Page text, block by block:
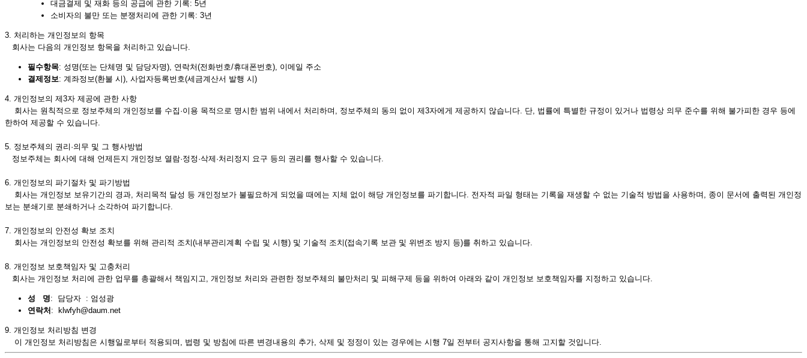
대금결제 및 재화 등의 공급에 관한 기록: 5년
소비자의 불만 또는 분쟁처리에 관한 기록: 3년
3. 처리하는 개인정보의 항목
회사는 다음의 개인정보 항목을 처리하고 있습니다.
필수항목: 성명(또는 단체명 및 담당자명), 연락처(전화번호/휴대폰번호), 이메일 주소
결제정보: 계좌정보(환불 시), 사업자등록번호(세금계산서 발행 시)
4. 개인정보의 제3자 제공에 관한 사항
회사는 원칙적으로 정보주체의 개인정보를 수집·이용 목적으로 명시한 범위 내에서 처리하며, 정보주체의 동의 없이 제3자에게 제공하지 않습니다. 단, 법률에 특별한 규정이 있거나 법령상 의무 준수를 위해 불가피한 경우 등에
한하여 제공할 수 있습니다.
5. 정보주체의 권리·의무 및 그 행사방법
정보주체는 회사에 대해 언제든지 개인정보 열람·정정·삭제·처리정지 요구 등의 권리를 행사할 수 있습니다.
6. 개인정보의 파기절차 및 파기방법
회사는 개인정보 보유기간의 경과, 처리목적 달성 등 개인정보가 불필요하게 되었을 때에는 지체 없이 해당 개인정보를 파기합니다. 전자적 파일 형태는 기록을 재생할 수 없는 기술적 방법을 사용하며, 종이 문서에 출력된 개인정
보는 분쇄기로 분쇄하거나 소각하여 파기합니다.
7. 개인정보의 안전성 확보 조치
회사는 개인정보의 안전성 확보를 위해 관리적 조치(내부관리계획 수립 및 시행) 및 기술적 조치(접속기록 보관 및 위변조 방지 등)를 취하고 있습니다.
8. 개인정보 보호책임자 및 고충처리
회사는 개인정보 처리에 관한 업무를 총괄해서 책임지고, 개인정보 처리와 관련한 정보주체의 불만처리 및 피해구제 등을 위하여 아래와 같이 개인정보 보호책임자를 지정하고 있습니다.
성 명: 담당자 : 엄성광
연락처 : klwfyh@daum.net
9. 개인정보 처리방침 변경
이 개인정보 처리방침은 시행일로부터 적용되며, 법령 및 방침에 따른 변경내용의 추가, 삭제 및 정정이 있는 경우에는 시행 7일 전부터 공지사항을 통해 고지할 것입니다.